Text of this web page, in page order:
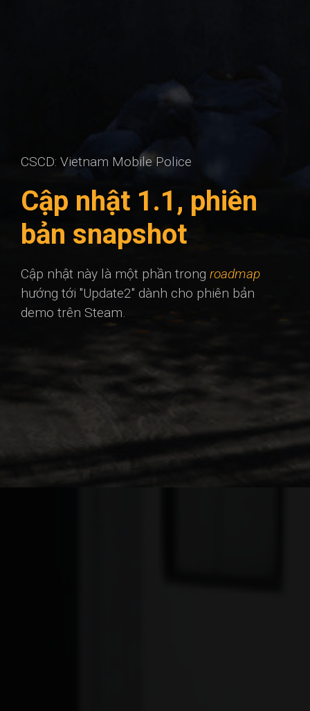
CSCD: Vietnam Mobile Police
Cập nhật 1.1, phiên
bản snapshot
Cập nhật này là một phần trong roadmap
hướng tới "Update2" dành cho phiên bản
demo trên Steam.